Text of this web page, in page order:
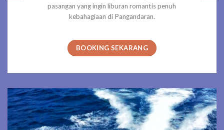
pasangan yang ingin liburan romantis penuh
kebahagiaan di Pangandaran.
BOOKING SEKARANG